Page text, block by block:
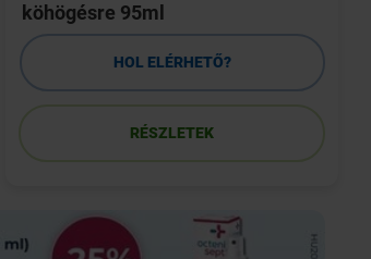
köhögésre 95ml
HOL ELÉRHETŐ?
RÉSZLETEK